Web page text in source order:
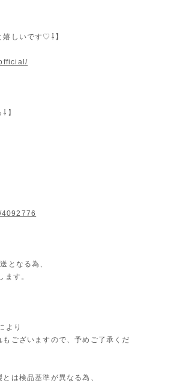
嬉しいです♡⇩】
】
となる為、
す。
より
ございますので、予めご了承くだ
は検品基準が異なる為、